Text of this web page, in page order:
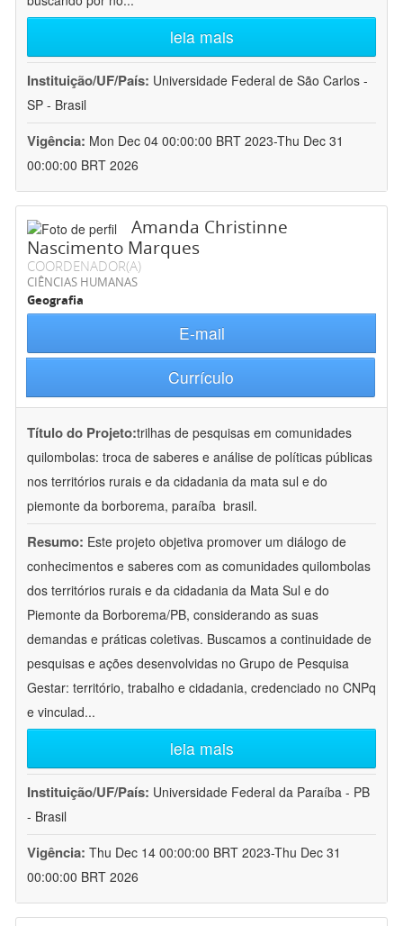
leia mais
Instituição/UF/País: Universidade Federal de São Carlos -
SP - Brasil
Vigência: Mon Dec 04 00:00:00 BRT 2023-Thu Dec 31
00:00:00 BRT 2026
Amanda Christinne
Nascimento Marques
COORDENADOR(A)
CIÊNCIAS HUMANAS
Geografia
E-mail
Currículo
Título do Projeto:trilhas de pesquisas em comunidades
quilombolas: troca de saberes e análise de políticas públicas
nos territórios rurais e da cidadania da mata sul e do
piemonte da borborema, paraíba  brasil.
Resumo: Este projeto objetiva promover um diálogo de
conhecimentos e saberes com as comunidades quilombolas
dos territórios rurais e da cidadania da Mata Sul e do
Piemonte da Borborema/PB, considerando as suas
demandas e práticas coletivas. Buscamos a continuidade de
pesquisas e ações desenvolvidas no Grupo de Pesquisa
Gestar: território, trabalho e cidadania, credenciado no CNPq
e vinculad...
leia mais
Instituição/UF/País: Universidade Federal da Paraíba - PB
- Brasil
Vigência: Thu Dec 14 00:00:00 BRT 2023-Thu Dec 31
00:00:00 BRT 2026